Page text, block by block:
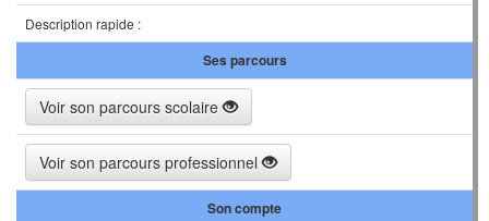
Description rapide :
Ses parcours
Voir son parcours scolaire
Voir son parcours professionnel
Son compte